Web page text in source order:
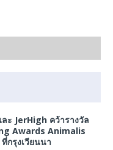
ะ JerHigh คว้ารางวัล
Awards Animalis
กรุงเวียนนา